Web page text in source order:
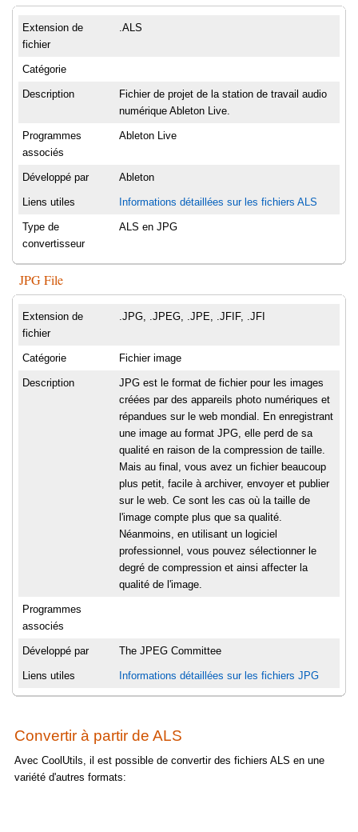
Extension de
fichier
.ALS
Catégorie
Description
Fichier de projet de la station de travail audio
numérique Ableton Live.
Programmes
associés
Ableton Live
Développé par Ableton
Liens utiles Informations détaillées sur les fichiers ALS
Type de
convertisseur
ALS en JPG
JPG File
Extension de
fichier
.JPG, .JPEG, .JPE, .JFIF, .JFI
Catégorie Fichier image
Description
JPG est le format de fichier pour les images
créées par des appareils photo numériques et
répandues sur le web mondial. En enregistrant
une image au format JPG, elle perd de sa
qualité en raison de la compression de taille.
Mais au final, vous avez un fichier beaucoup
plus petit, facile à archiver, envoyer et publier
sur le web. Ce sont les cas où la taille de
l'image compte plus que sa qualité.
Néanmoins, en utilisant un logiciel
professionnel, vous pouvez sélectionner le
degré de compression et ainsi affecter la
qualité de l'image.
Programmes
associés
Développé par The JPEG Committee
Liens utiles Informations détaillées sur les fichiers JPG
Convertir à partir de ALS
Avec CoolUtils, il est possible de convertir des fichiers ALS en une
variété d'autres formats: